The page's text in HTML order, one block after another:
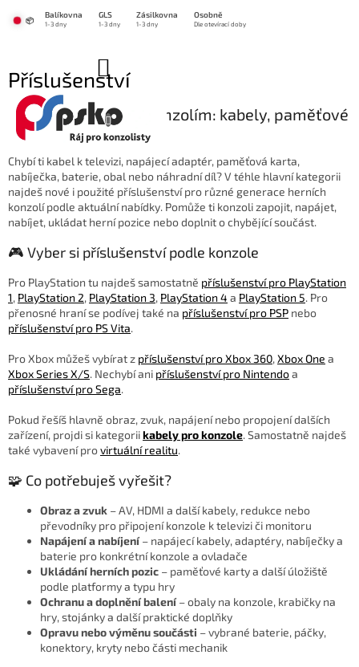
📦
Balíkovna GLS Zásilkovna Osobně
1-3 dny 1-3 dny 1-3 dny Dle otevírací doby
KOŠÍK
Příslušenství
🔌 Příslušenství ke konzolím: kabely, paměťové
karty a další doplňky
Chybí ti kabel k televizi, napájecí adaptér, paměťová karta,
nabíječka, baterie, obal nebo náhradní díl? V téhle hlavní kategorii
najdeš nové i použité příslušenství pro různé generace herních
konzolí podle aktuální nabídky. Pomůže ti konzoli zapojit, napájet,
nabíjet, ukládat herní pozice nebo doplnit o chybějící součást.
🎮 Vyber si příslušenství podle konzole
Pro PlayStation tu najdeš samostatně příslušenství pro PlayStation
1, PlayStation 2, PlayStation 3, PlayStation 4 a PlayStation 5. Pro
přenosné hraní se podívej také na příslušenství pro PSP nebo
příslušenství pro PS Vita.
Pro Xbox můžeš vybírat z příslušenství pro Xbox 360,Xbox One a
Xbox Series X/S. Nechybí ani příslušenství pro Nintendoa
příslušenství pro Sega.
Pokud řešíš hlavně obraz, zvuk, napájení nebo propojení dalších
zařízení, projdi si kategoriikabely pro konzole. Samostatně najdeš
také vybavení provirtuální realitu.
🧩 Co potřebuješ vyřešit?
Obraz a zvuk – AV, HDMI a další kabely, redukce nebo
převodníky pro připojení konzole k televizi či monitoru
Napájení a nabíjení– napájecí kabely, adaptéry, nabíječky a
baterie pro konkrétní konzole a ovladače
Ukládání herních pozic – paměťové karty a další úložiště
podle platformy a typu hry
Ochranu a doplnění balení– obaly na konzole, krabičky na
hry, stojánky a další praktické doplňky
Opravu nebo výměnu součásti – vybrané baterie, páčky,
konektory, kryty nebo části mechanik